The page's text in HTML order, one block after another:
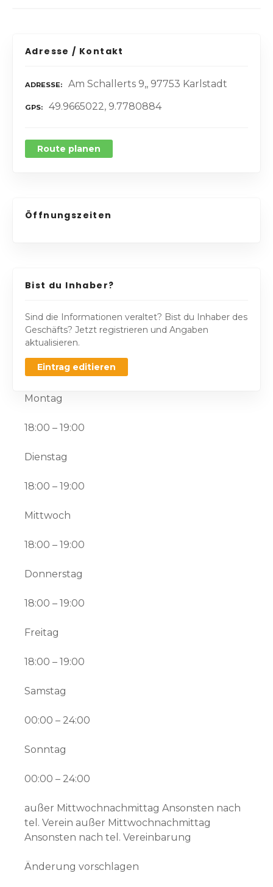
Adresse / Kontakt
ADRESSE Am Schallerts 9,, 97753 Karlstadt
GPS 49.9665022, 9.7780884
Route planen
Öffnungszeiten
Bist du Inhaber?
Sind die Informationen veraltet? Bist du Inhaber des
Geschäfts? Jetzt registrieren und Angaben
aktualisieren.
Eintrag editieren
Montag
18:00 – 19:00
Dienstag
18:00 – 19:00
Mittwoch
18:00 – 19:00
Donnerstag
18:00 – 19:00
Freitag
18:00 – 19:00
Samstag
00:00 – 24:00
Sonntag
00:00 – 24:00
außer Mittwochnachmittag Ansonsten nach
tel. Verein außer Mittwochnachmittag
Ansonsten nach tel. Vereinbarung
Änderung vorschlagen